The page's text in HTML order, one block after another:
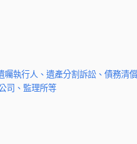
囑執行人、遺產分割訴訟、債務清
司、監理所等